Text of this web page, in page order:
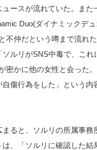
ースが流れていた。また
Duo(ダイナミックデ
不仲だという噂まで流れた
ルリがSNS中毒で、これ
密かに他の女性と会った
傷行為をした」という内
まると、ソルリの所属事務
は、「ソルリに確認した結